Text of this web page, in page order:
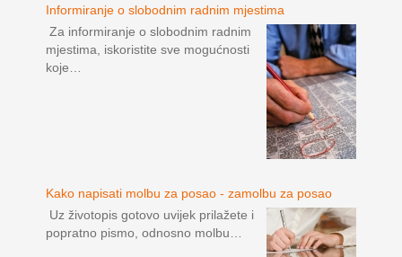
Informiranje o slobodnim radnim mjestima
Za informiranje o slobodnim radnim
mjestima, iskoristite sve mogućnosti
koje…
Kako napisati molbu za posao - zamolbu za posao
Uz životopis gotovo uvijek prilažete i
popratno pismo, odnosno molbu…